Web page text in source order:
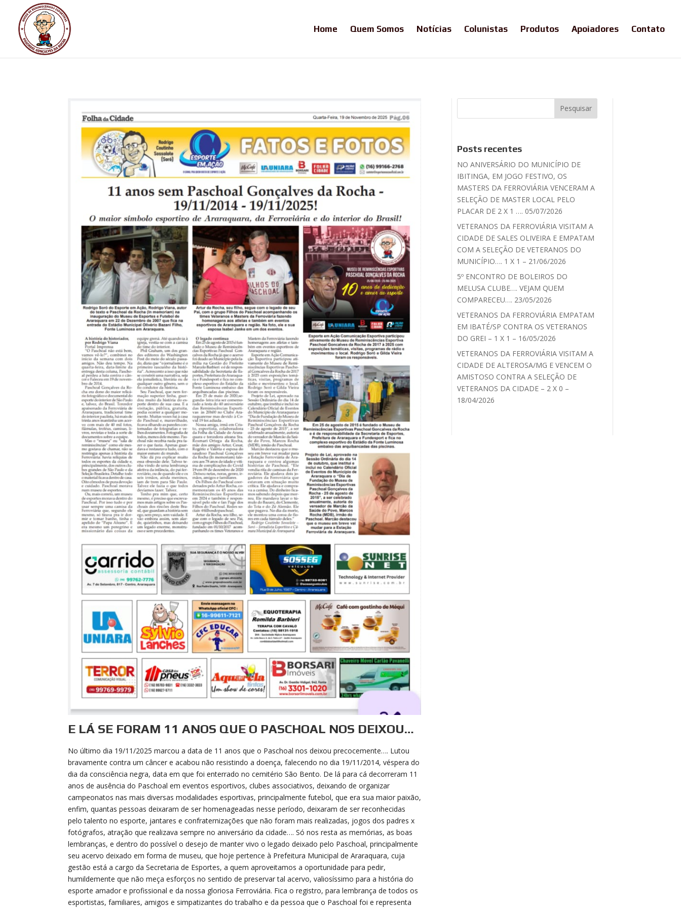
Home Quem Somos Notícias Colunistas Produtos Apoiadores Contato
E LÁ SE FORAM 11 ANOS QUE O PASCHOAL NOS DEIXOU…
No último dia 19/11/2025 marcou a data de 11 anos que o Paschoal nos deixou precocemente…. Lutou
bravamente contra um câncer e acabou não resistindo a doença, falecendo no dia 19/11/2014, véspera do
dia da consciência negra, data em que foi enterrado no cemitério São Bento. De lá para cá decorreram 11
anos de ausência do Paschoal em eventos esportivos, clubes associativos, deixando de organizar
campeonatos nas mais diversas modalidades esportivas, principalmente futebol, que era sua maior paixão,
enfim, quantas pessoas deixaram de ser homenageadas nesse período, deixaram de ser reconhecidas
pelo talento no esporte, jantares e confraternizações que não foram mais realizadas, jogos dos padres x
fotógrafos, atração que realizava sempre no aniversário da cidade…. Só nos resta as memórias, as boas
lembranças, e dentro do possível o desejo de manter vivo o legado deixado pelo Paschoal, principalmente
seu acervo deixado em forma de museu, que hoje pertence à Prefeitura Municipal de Araraquara, cuja
gestão está a cargo da Secretaria de Esportes, a quem aproveitamos a oportunidade para pedir,
humildemente que não meça esforços no sentido de preservar tal acervo, valiosíssimo para a história do
esporte amador e profissional e da nossa gloriosa Ferroviária. Fica o registro, para lembrança de todos os
esportistas, familiares, amigos e simpatizantes do trabalho e da pessoa que o Paschoal foi e representa
Posts recentes
NO ANIVERSÁRIO DO MUNICÍPIO DE
IBITINGA, EM JOGO FESTIVO, OS
MASTERS DA FERROVIÁRIA VENCERAM A
SELEÇÃO DE MASTER LOCAL PELO
PLACAR DE 2 X 1 …. 05/07/2026
VETERANOS DA FERROVIÁRIA VISITAM A
CIDADE DE SALES OLIVEIRA E EMPATAM
COM A SELEÇÃO DE VETERANOS DO
MUNICÍPIO…. 1 X 1 – 21/06/2026
5º ENCONTRO DE BOLEIROS DO
MELUSA CLUBE…. VEJAM QUEM
COMPARECEU…. 23/05/2026
VETERANOS DA FERROVIÁRIA EMPATAM
EM IBATÉ/SP CONTRA OS VETERANOS
DO GREI – 1 X 1 – 16/05/2026
VETERANOS DA FERROVIÁRIA VISITAM A
CIDADE DE ALTEROSA/MG E VENCEM O
AMISTOSO CONTRA A SELEÇÃO DE
VETERANOS DA CIDADE – 2 X 0 –
18/04/2026